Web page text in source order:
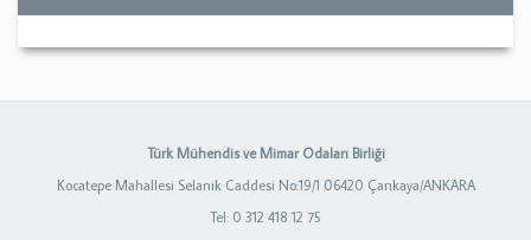
Türk Mühendis ve Mimar Odaları Birliği
Kocatepe Mahallesi Selanik Caddesi No:19/1 06420 Çankaya/ANKARA
Tel: 0 312 418 12 75